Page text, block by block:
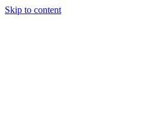
Skip to content